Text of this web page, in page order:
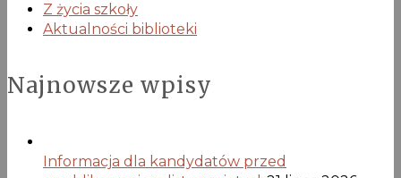
Z życia szkoły
Aktualności biblioteki
Najnowsze wpisy
Informacja dla kandydatów przed